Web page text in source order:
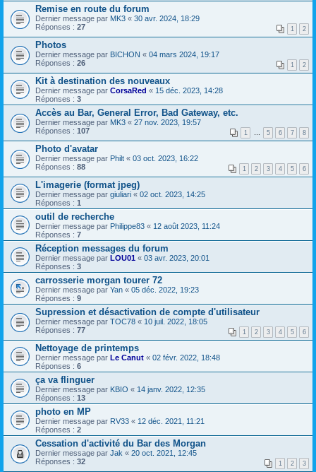
Remise en route du forum
Dernier message par MK3 « 30 avr. 2024, 18:29
Réponses : 27 1 2
Photos
Dernier message par BICHON « 04 mars 2024, 19:17
Réponses : 26 1 2
Kit à destination des nouveaux
Dernier message par CorsaRed « 15 déc. 2023, 14:28
Réponses : 3
Accès au Bar, General Error, Bad Gateway, etc.
Dernier message par MK3 « 27 nov. 2023, 19:57
Réponses : 107 1 … 5 6 7 8
Photo d'avatar
Dernier message par Philt « 03 oct. 2023, 16:22
Réponses : 88 1 2 3 4 5 6
L'imagerie (format jpeg)
Dernier message par giuliari « 02 oct. 2023, 14:25
Réponses : 1
outil de recherche
Dernier message par Philippe83 « 12 août 2023, 11:24
Réponses : 7
Réception messages du forum
Dernier message par LOU01 « 03 avr. 2023, 20:01
Réponses : 3
carrosserie morgan tourer 72
Dernier message par Yan « 05 déc. 2022, 19:23
Réponses : 9
Supression et désactivation de compte d'utilisateur
Dernier message par TOC78 « 10 juil. 2022, 18:05
Réponses : 77 1 2 3 4 5 6
Nettoyage de printemps
Dernier message par Le Canut « 02 févr. 2022, 18:48
Réponses : 6
ça va flinguer
Dernier message par KBIO « 14 janv. 2022, 12:35
Réponses : 13
photo en MP
Dernier message par RV33 « 12 déc. 2021, 11:21
Réponses : 2
Cessation d'activité du Bar des Morgan
Dernier message par Jak « 20 oct. 2021, 12:45
Réponses : 32 1 2 3